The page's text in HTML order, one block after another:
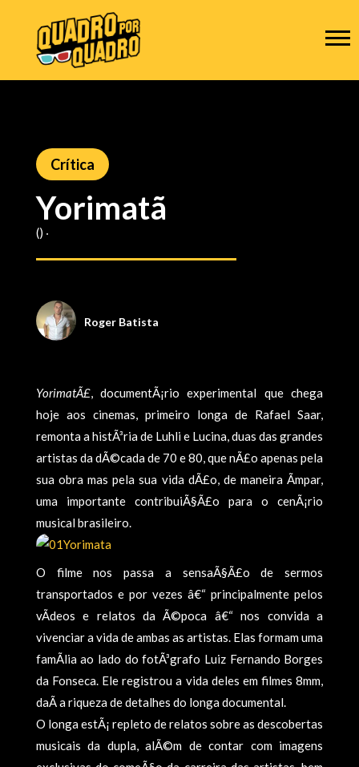
Crítica
Yorimatã
() ‧
Roger Batista
YorimatÃ£, documentÃ¡rio experimental que chega
hoje aos cinemas, primeiro longa de Rafael Saar,
remonta a histÃ³ria de Luhli e Lucina, duas das grandes
artistas da dÃ©cada de 70 e 80, que nÃ£o apenas pela
sua obra mas pela sua vida dÃ£o, de maneira Ã­mpar,
uma importante contribuiÃ§Ã£o para o cenÃ¡rio
musical brasileiro.
O filme nos passa a sensaÃ§Ã£o de sermos
transportados e por vezes â€“ principalmente pelos
vÃ­deos e relatos da Ã©poca â€“ nos convida a
vivenciar a vida de ambas as artistas. Elas formam uma
famÃ­lia ao lado do fotÃ³grafo Luiz Fernando Borges
da Fonseca. Ele registrou a vida deles em filmes 8mm,
daÃ­ a riqueza de detalhes do longa documental.
O longa estÃ¡ repleto de relatos sobre as descobertas
musicais da dupla, alÃ©m de contar com imagens